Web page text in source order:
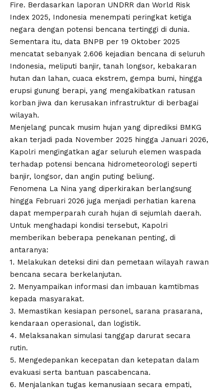
Fire. Berdasarkan laporan UNDRR dan World Risk
Index 2025, Indonesia menempati peringkat ketiga
negara dengan potensi bencana tertinggi di dunia.
Sementara itu, data BNPB per 19 Oktober 2025
mencatat sebanyak 2.606 kejadian bencana di seluruh
Indonesia, meliputi banjir, tanah longsor, kebakaran
hutan dan lahan, cuaca ekstrem, gempa bumi, hingga
erupsi gunung berapi, yang mengakibatkan ratusan
korban jiwa dan kerusakan infrastruktur di berbagai
wilayah.
Menjelang puncak musim hujan yang diprediksi BMKG
akan terjadi pada November 2025 hingga Januari 2026,
Kapolri mengingatkan agar seluruh elemen waspada
terhadap potensi bencana hidrometeorologi seperti
banjir, longsor, dan angin puting beliung.
Fenomena La Nina yang diperkirakan berlangsung
hingga Februari 2026 juga menjadi perhatian karena
dapat memperparah curah hujan di sejumlah daerah.
Untuk menghadapi kondisi tersebut, Kapolri
memberikan beberapa penekanan penting, di
antaranya:
1. Melakukan deteksi dini dan pemetaan wilayah rawan
bencana secara berkelanjutan.
2. Menyampaikan informasi dan imbauan kamtibmas
kepada masyarakat.
3. Memastikan kesiapan personel, sarana prasarana,
kendaraan operasional, dan logistik.
4. Melaksanakan simulasi tanggap darurat secara
rutin.
5. Mengedepankan kecepatan dan ketepatan dalam
evakuasi serta bantuan pascabencana.
6. Menjalankan tugas kemanusiaan secara empati,